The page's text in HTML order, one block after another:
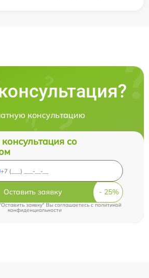
консультацию
со
Оставить заявку
заявку" Вы соглашаетесь c политикой
конфиденциальности